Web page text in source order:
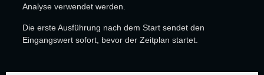
Analyse verwendet werden.
Die erste Ausführung nach dem Start sendet den
Eingangswert sofort, bevor der Zeitplan startet.